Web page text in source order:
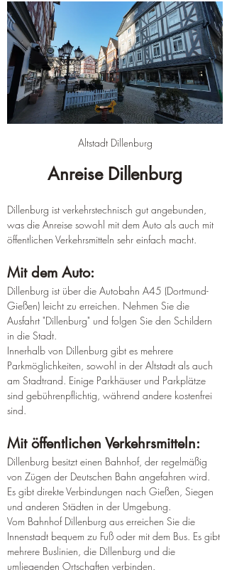
Altstadt Dillenburg
Anreise Dillenburg
Dillenburg ist verkehrstechnisch gut angebunden,
was die Anreise sowohl mit dem Auto als auch mit
öffentlichen Verkehrsmitteln sehr einfach macht.
Mit dem Auto:
Dillenburg ist über die Autobahn A45 (Dortmund-
Gießen) leicht zu erreichen. Nehmen Sie die
Ausfahrt "Dillenburg" und folgen Sie den Schildern
in die Stadt.
Innerhalb von Dillenburg gibt es mehrere
Parkmöglichkeiten, sowohl in der Altstadt als auch
am Stadtrand. Einige Parkhäuser und Parkplätze
sind gebührenpflichtig, während andere kostenfrei
sind.
Mit öffentlichen Verkehrsmitteln:
Dillenburg besitzt einen Bahnhof, der regelmäßig
von Zügen der Deutschen Bahn angefahren wird.
Es gibt direkte Verbindungen nach Gießen, Siegen
und anderen Städten in der Umgebung.
Vom Bahnhof Dillenburg aus erreichen Sie die
Innenstadt bequem zu Fuß oder mit dem Bus. Es gibt
mehrere Buslinien, die Dillenburg und die
umliegenden Ortschaften verbinden.